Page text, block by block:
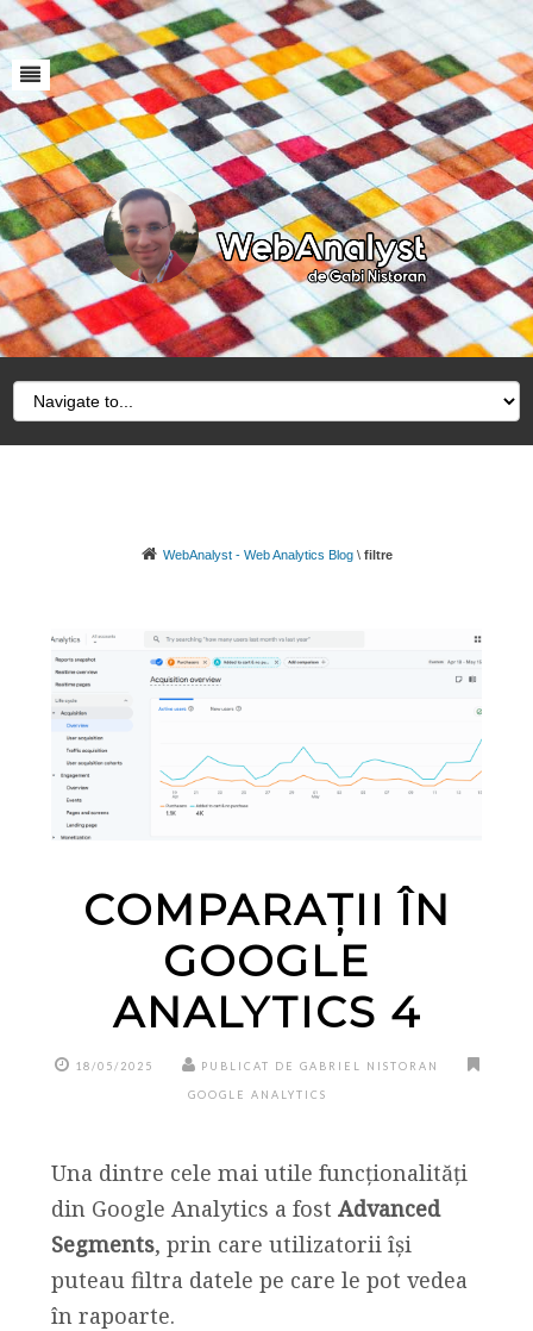
WebAnalyst - Web Analytics Blog\ filtre
COMPARAȚII ÎN
GOOGLE
ANALYTICS 4
18/05/2025 PUBLICAT DE GABRIEL NISTORAN
GOOGLE ANALYTICS
Una dintre cele mai utile funcționalități
din Google Analytics a fost Advanced
Segments, prin care utilizatorii își
puteau filtra datele pe care le pot vedea
în rapoarte.